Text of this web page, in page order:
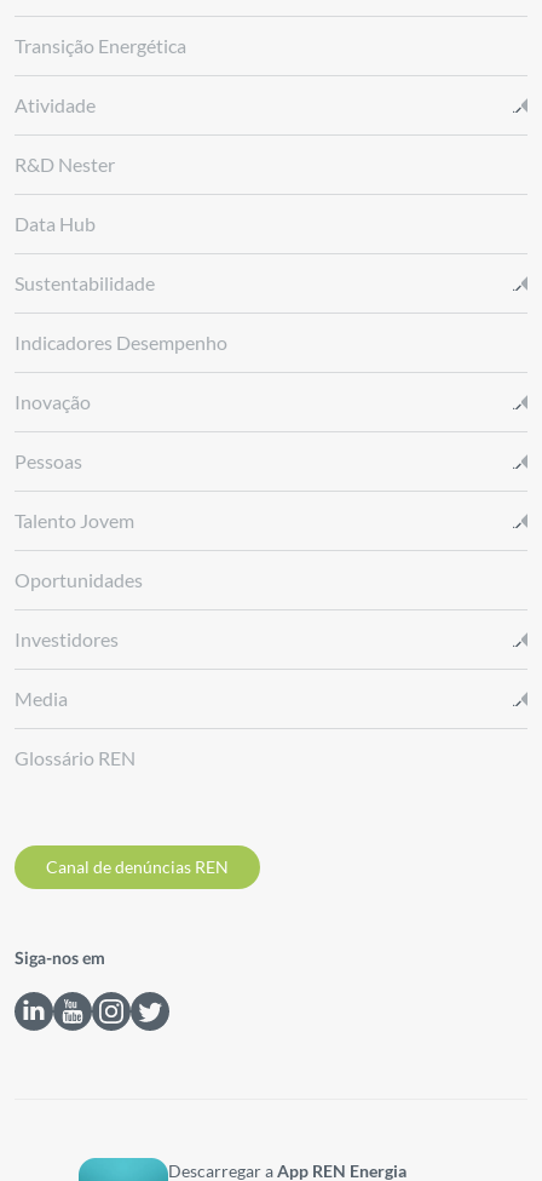
Transição Energética
Atividade
R&D Nester
Data Hub
Sustentabilidade
Indicadores Desempenho
Inovação
Pessoas
Talento Jovem
Oportunidades
Investidores
Media
Glossário REN
Canal de denúncias REN
Siga-nos em
Descarregar aApp REN Energia